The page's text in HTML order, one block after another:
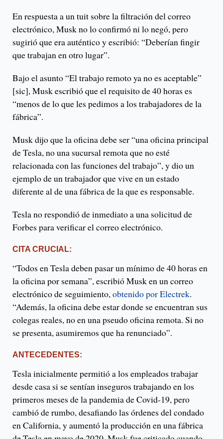
En respuesta a un tuit sobre la filtración del correo
electrónico, Musk no lo confirmó ni lo negó, pero
sugirió que era auténtico y escribió: “Deberían fingir
que trabajan en otro lugar”.
Bajo el asunto “El trabajo remoto ya no es aceptable”
[sic], Musk escribió que el requisito de 40 horas es
“menos de lo que les pedimos a los trabajadores de la
fábrica”.
Musk dijo que la oficina debe ser “una oficina principal
de Tesla, no una sucursal remota que no esté
relacionada con las funciones del trabajo”, y dio un
ejemplo de un trabajador que vive en un estado
diferente al de una fábrica de la que es responsable.
Tesla no respondió de inmediato a una solicitud de
Forbes para verificar el correo electrónico.
CITA CRUCIAL:
“Todos en Tesla deben pasar un mínimo de 40 horas en
la oficina por semana”, escribió Musk en un correo
electrónico de seguimiento,obtenido por Electrek.
“Además, la oficina debe estar donde se encuentran sus
colegas reales, no en una pseudo oficina remota. Si no
se presenta, asumiremos que ha renunciado”.
ANTECEDENTES:
Tesla inicialmente permitió a los empleados trabajar
desde casa si se sentían inseguros trabajando en los
primeros meses de la pandemia de Covid-19, pero
cambió de rumbo, desafiando las órdenes del condado
en California, y aumentó la producción en una fábrica